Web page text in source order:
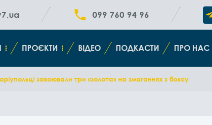
099 760 94 96
ПРОЄКТИ ВІДЕО ПОДКАСТИ ПРО НАС
завоювали три «золота» на змаганнях з боксу